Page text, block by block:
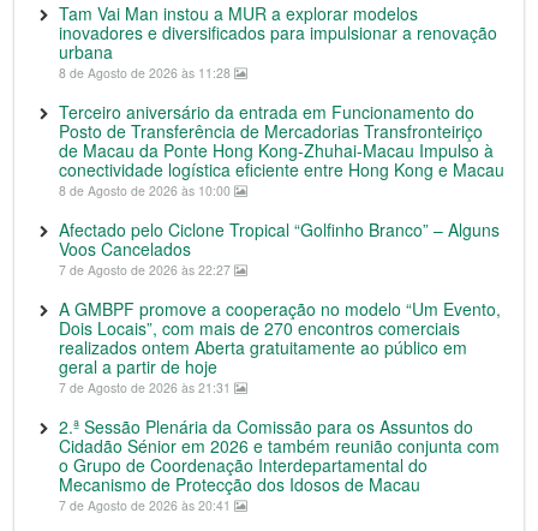
Tam Vai Man instou a MUR a explorar modelos
inovadores e diversificados para impulsionar a renovação
urbana
8 de Agosto de 2026 às 11:28
Terceiro aniversário da entrada em Funcionamento do
Posto de Transferência de Mercadorias Transfronteiriço
de Macau da Ponte Hong Kong-Zhuhai-Macau Impulso à
conectividade logística eficiente entre Hong Kong e Macau
8 de Agosto de 2026 às 10:00
Afectado pelo Ciclone Tropical “Golfinho Branco” – Alguns
Voos Cancelados
7 de Agosto de 2026 às 22:27
A GMBPF promove a cooperação no modelo “Um Evento,
Dois Locais”, com mais de 270 encontros comerciais
realizados ontem Aberta gratuitamente ao público em
geral a partir de hoje
7 de Agosto de 2026 às 21:31
2.ª Sessão Plenária da Comissão para os Assuntos do
Cidadão Sénior em 2026 e também reunião conjunta com
o Grupo de Coordenação Interdepartamental do
Mecanismo de Protecção dos Idosos de Macau
7 de Agosto de 2026 às 20:41